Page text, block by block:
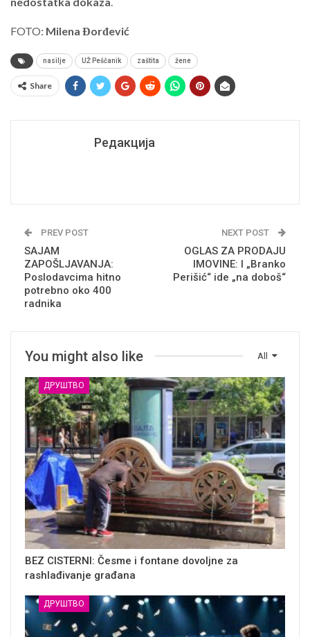
FOTO: Milena Đorđević
nasilje UŽ Peščanik zaštita žene
Share
Редакција
PREV POST
SAJAM
ZAPOŠLJAVANJA:
Poslodavcima hitno
potrebno oko 400
radnika
NEXT POST
OGLAS ZA PRODAJU
IMOVINE: I „Branko
Perišić“ ide „na doboš“
All
You might also like
ДРУШТВО
BEZ CISTERNI: Česme i fontane dovoljne za
rashlađivanje građana
ДРУШТВО